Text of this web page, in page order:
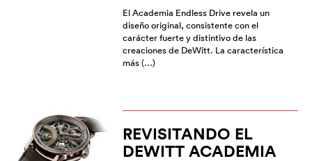
El Academia Endless Drive revela un
diseño original, consistente con el
carácter fuerte y distintivo de las
creaciones de DeWitt. La característica
más (…)
REVISITANDO EL
DEWITT ACADEMIA